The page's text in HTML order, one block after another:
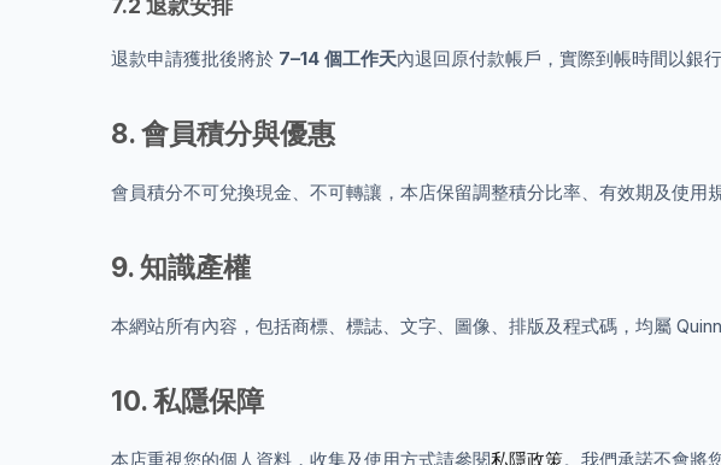
退款申請獲批後將於 7–14 個工作天內退回原付款帳戶，實際到帳時間以銀行
8. 會員積分與優惠
會員積分不可兌換現金、不可轉讓，本店保留調整積分比率、有效期及使
9. 知識產權
本網站所有內容，包括商標、標誌、文字、圖像、排版及程式碼，均屬
10. 私隱保障
本店重視您的個人資料，收集及使用方式請參閱私隱政策。我們承諾不會將